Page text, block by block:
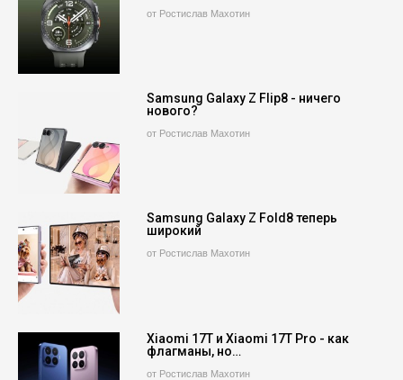
от Ростислав Махотин
Samsung Galaxy Z Flip8 - ничего
нового?
от Ростислав Махотин
Samsung Galaxy Z Fold8 теперь
широкий
от Ростислав Махотин
Xiaomi 17T и Xiaomi 17T Pro - как
флагманы, но…
от Ростислав Махотин